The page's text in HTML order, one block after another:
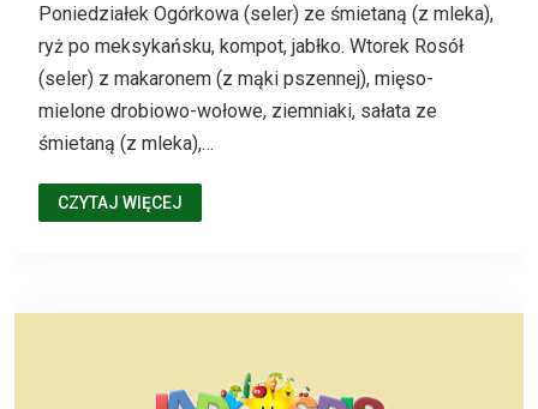
Poniedziałek Ogórkowa (seler) ze śmietaną (z mleka),
ryż po meksykańsku, kompot, jabłko. Wtorek Rosół
(seler) z makaronem (z mąki pszennej), mięso-
mielone drobiowo-wołowe, ziemniaki, sałata ze
śmietaną (z mleka),…
CZYTAJ WIĘCEJ